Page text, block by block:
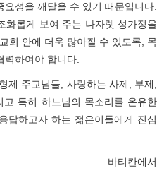
성을 깨달을 수 있기 때문입니다.
화롭게 보여 주는 나자렛 성가정을
회 안에 더욱 많아질 수 있도록, 목
하여야 합니다.
제 주교님들, 사랑하는 사제, 부제,
특히 하느님의 목소리를 온유한
답하고자 하는 젊은이들에게 진심
바티칸에서